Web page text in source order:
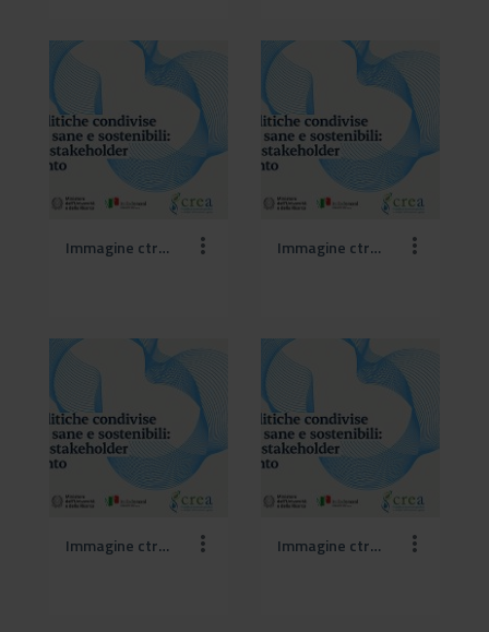
Immagine ctrea (2).jpg Immagine ctrea (3).jpg
Immagine ctrea (4).jpg Immagine ctrea.jpg